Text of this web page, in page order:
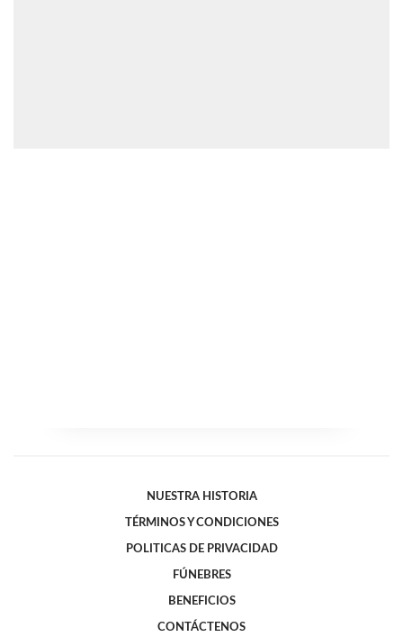
NUESTRA HISTORIA
TÉRMINOS Y CONDICIONES
POLITICAS DE PRIVACIDAD
FÚNEBRES
BENEFICIOS
CONTÁCTENOS